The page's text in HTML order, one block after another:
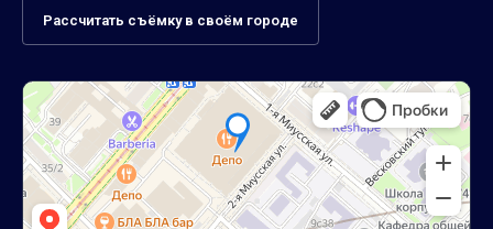
Рассчитать съёмку в своём городе